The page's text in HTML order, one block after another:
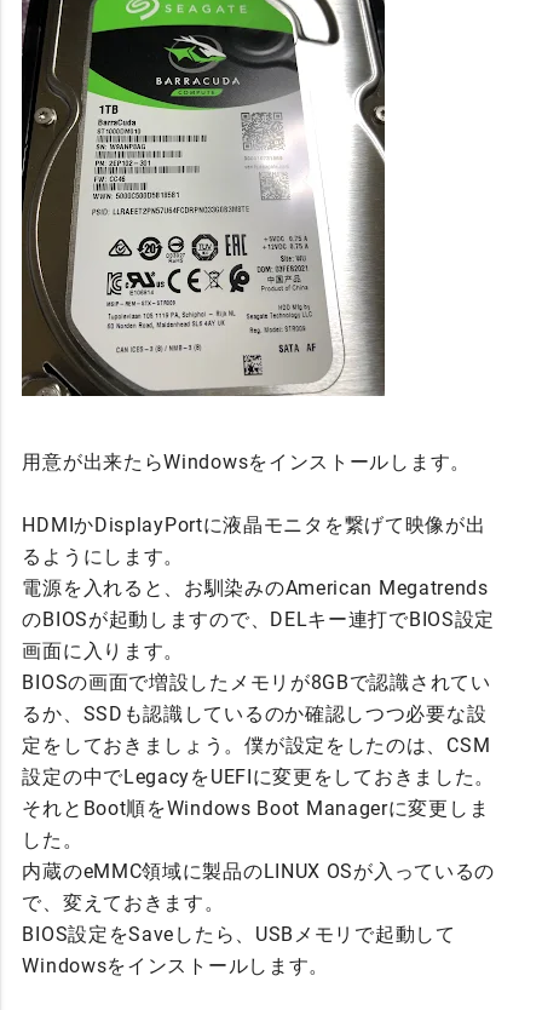
用意が出来たらWindowsをインストールします。
HDMIかDisplayPortに液晶モニタを繋げて映像が出
るようにします。
電源を入れると、お馴染みのAmerican Megatrends
のBIOSが起動しますので、DELキー連打でBIOS設定
画面に入ります。
BIOSの画面で増設したメモリが8GBで認識されてい
るか、SSDも認識しているのか確認しつつ必要な設
定をしておきましょう。僕が設定をしたのは、CSM
設定の中でLegacyをUEFIに変更をしておきました。
それとBoot順をWindows Boot Managerに変更しま
した。
内蔵のeMMC領域に製品のLINUX OSが入っているの
で、変えておきます。
BIOS設定をSaveしたら、USBメモリで起動して
Windowsをインストールします。